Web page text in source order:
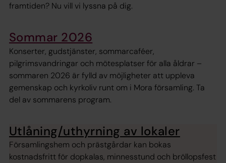
framtiden? Nu vill vi lyssna på dig.
Sommar 2026
Konserter, gudstjänster, sommarcaféer,
pilgrimsvandringar och mötesplatser för alla åldrar –
sommaren 2026 är fylld av möjligheter att uppleva
gemenskap och kyrkoliv runt om i Mora församling. Ta
del av sommarens program.
Utlåning/uthyrning av lokaler
Församlingshem och prästgårdar kan bokas
kostnadsfritt för dopkalas, minnesstund och bröllopsfest